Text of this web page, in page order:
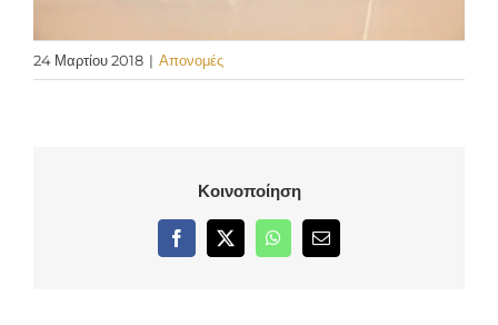
24 Μαρτίου 2018 | Απονομές
Κοινοποίηση
Facebook
X WhatsApp
Email